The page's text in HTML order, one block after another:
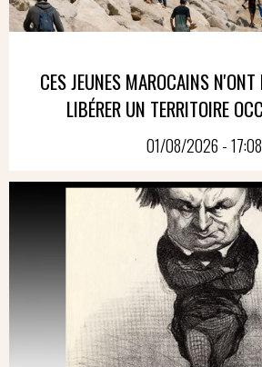
CES JEUNES MAROCAINS
LIBÉRER UN TERRITOIRE
01/08/2026 - 17:08